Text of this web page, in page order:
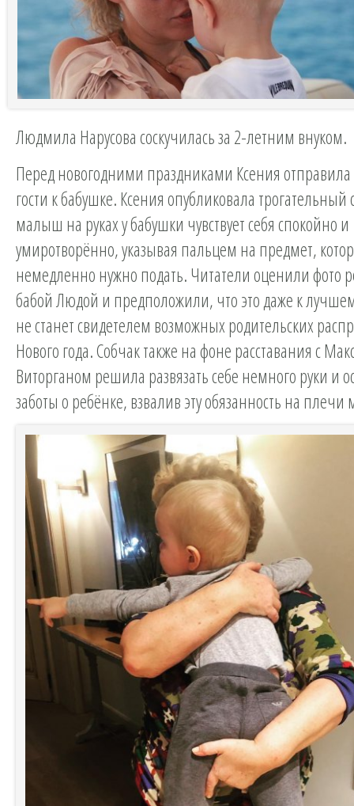
Людмила Нарусова соскучилась за 2-летним внуком.
Перед новогодними праздниками Ксения
гости к бабушке. Ксения опубликовала
малыш на руках у бабушки чувствует себя спокойно и
умиротворённо, указывая пальцем на предмет,
немедленно нужно подать. Читатели оценили фото
бабой Людой и предположили, что это даже к
не станет свидетелем возможных родительских
Нового года. Собчак также на фоне расставания с
Виторганом решила развязать себе немного руки и
заботы о ребёнке, взвалив эту обязанность на плечи